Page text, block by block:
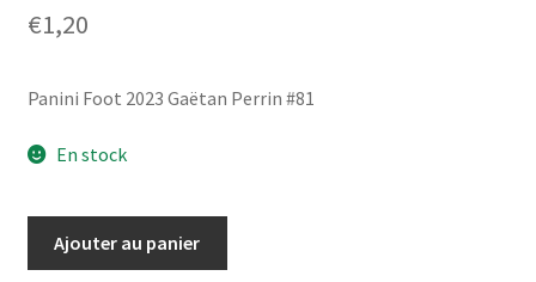
€1,20
Panini Foot 2023 Gaëtan Perrin #81
En stock
Ajouter au panier